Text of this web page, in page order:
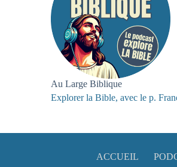
Au Large Biblique
Explorer la Bible, avec le p.
ACCUEIL